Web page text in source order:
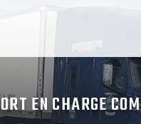
EN CHARGE